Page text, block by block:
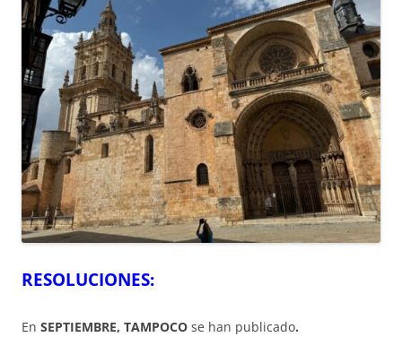
RESOLUCIONES:
En SEPTIEMBRE, TAMPOCO se han publicado.